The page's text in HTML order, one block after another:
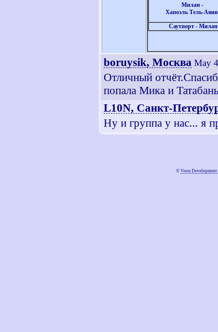
Милан -
Хапоэль Тель-
Саутпорт- Милан
boruysik, Москва May
Отличный
попала Мика и
L10N, Санкт-
Ну и группа у нас... я
© Voon Development